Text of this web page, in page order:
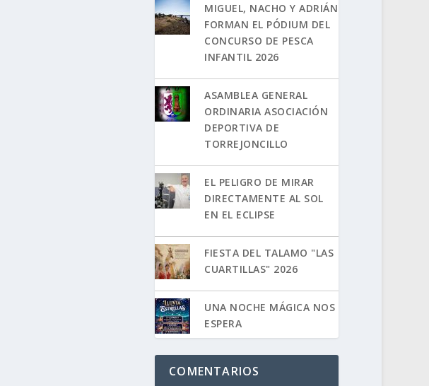
MIGUEL, NACHO Y ADRIÁN
FORMAN EL PÓDIUM DEL
CONCURSO DE PESCA
INFANTIL 2026
ASAMBLEA GENERAL
ORDINARIA ASOCIACIÓN
DEPORTIVA DE
TORREJONCILLO
EL PELIGRO DE MIRAR
DIRECTAMENTE AL SOL
EN EL ECLIPSE
FIESTA DEL TALAMO "LAS
CUARTILLAS" 2026
UNA NOCHE MÁGICA NOS
ESPERA
COMENTARIOS